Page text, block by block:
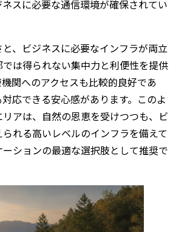
スに必要な通信環境が確保されてい
、ビジネスに必要なインフラが両立
は得られない集中力と利便性を提供
関へのアクセスも比較的良好であ
応できる安心感があります。このよ
アは、自然の恩恵を受けつつも、ビ
れる高いレベルのインフラを備えて
ションの最適な選択肢として推奨で